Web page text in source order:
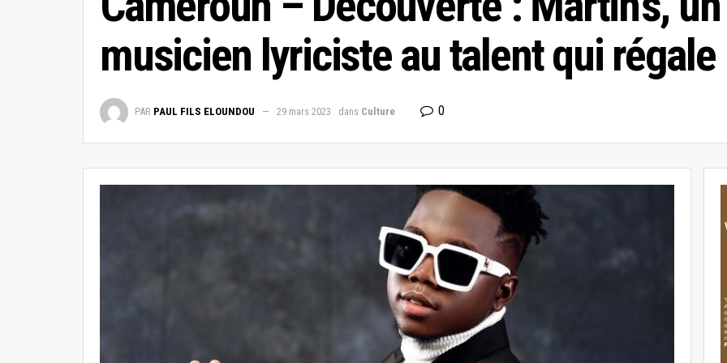
musicien lyriciste au talent qui régale
PAR PAUL FILS ELOUNDOU 29 mars 2023 dans Culture 0